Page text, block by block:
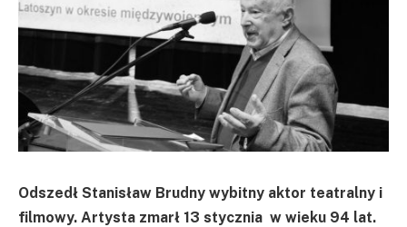
Odszedł Stanisław Brudny wybitny aktor teatralny i
filmowy. Artysta zmarł 13 stycznia w wieku 94 lat.